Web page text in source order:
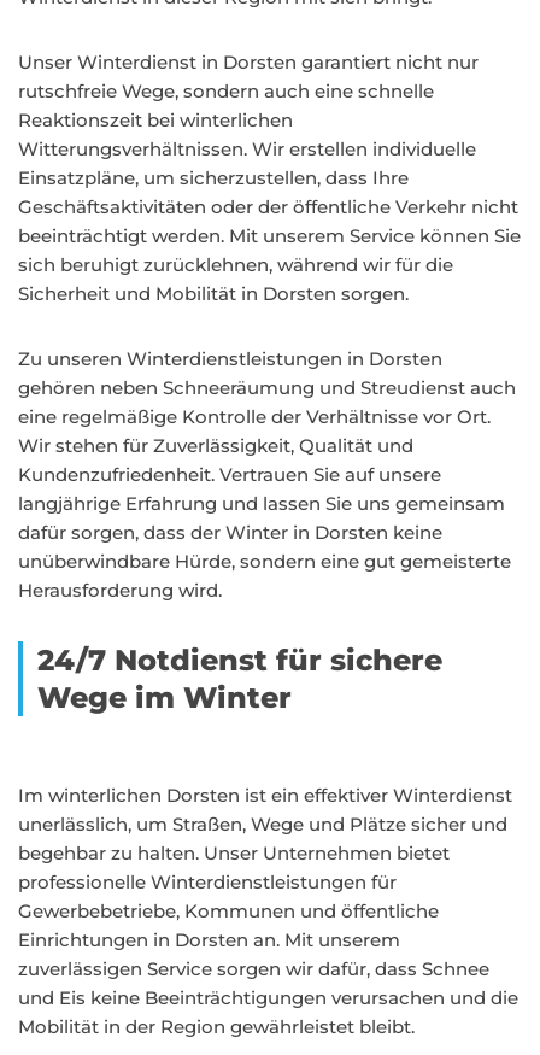
Unser Winterdienst in Dorsten garantiert nicht nur
rutschfreie Wege, sondern auch eine schnelle
Reaktionszeit bei winterlichen
Witterungsverhältnissen. Wir erstellen individuelle
Einsatzpläne, um sicherzustellen, dass Ihre
Geschäftsaktivitäten oder der öffentliche Verkehr nicht
beeinträchtigt werden. Mit unserem Service können Sie
sich beruhigt zurücklehnen, während wir für die
Sicherheit und Mobilität in Dorsten sorgen.
Zu unseren Winterdienstleistungen in Dorsten
gehören neben Schneeräumung und Streudienst auch
eine regelmäßige Kontrolle der Verhältnisse vor Ort.
Wir stehen für Zuverlässigkeit, Qualität und
Kundenzufriedenheit. Vertrauen Sie auf unsere
langjährige Erfahrung und lassen Sie uns gemeinsam
dafür sorgen, dass der Winter in Dorsten keine
unüberwindbare Hürde, sondern eine gut gemeisterte
Herausforderung wird.
24/7 Notdienst für sichere
Wege im Winter
Im winterlichen Dorsten ist ein effektiver Winterdienst
unerlässlich, um Straßen, Wege und Plätze sicher und
begehbar zu halten. Unser Unternehmen bietet
professionelle Winterdienstleistungen für
Gewerbebetriebe, Kommunen und öffentliche
Einrichtungen in Dorsten an. Mit unserem
zuverlässigen Service sorgen wir dafür, dass Schnee
und Eis keine Beeinträchtigungen verursachen und die
Mobilität in der Region gewährleistet bleibt.